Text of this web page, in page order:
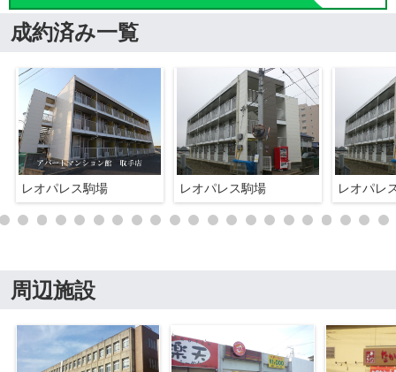
成約済み一覧
レオパレス駒場 レオパレス駒場 レオパレ
周辺施設